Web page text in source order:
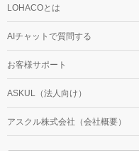
LOHACOとは
AIチャットで質問する
お客様サポート
ASKUL（法人向け）
アスクル株式会社（会社概要）